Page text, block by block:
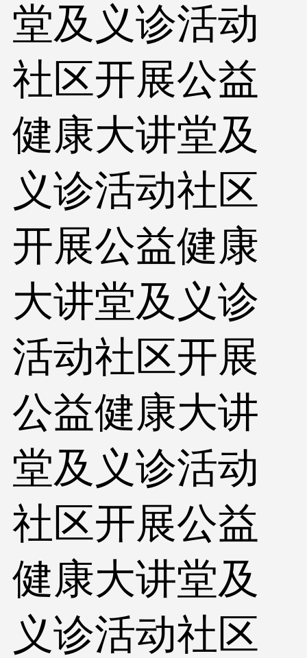
堂及义诊活动
社区开展公益
健康大讲堂及
义诊活动社区
开展公益健康
大讲堂及义诊
活动社区开展
公益健康大讲
堂及义诊活动
社区开展公益
健康大讲堂及
义诊活动社区